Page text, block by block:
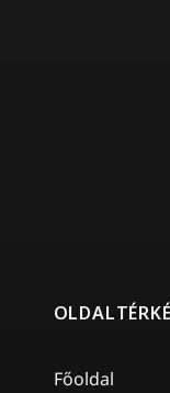
Főoldal